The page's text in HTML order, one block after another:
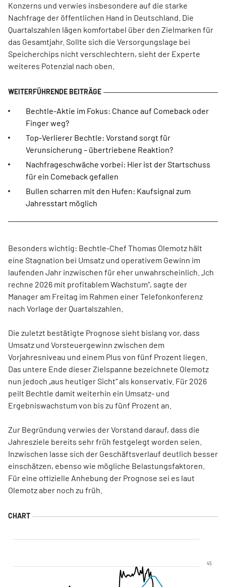
Konzerns und verwies insbesondere auf die starke
Nachfrage der öffentlichen Hand in Deutschland. Die
Quartalszahlen lägen komfortabel über den Zielmarken für
das Gesamtjahr. Sollte sich die Versorgungslage bei
Speicherchips nicht verschlechtern, sieht der Experte
weiteres Potenzial nach oben.
Bechtle-Aktie im Fokus: Chance auf Comeback oder
Finger weg?
Top-Verlierer Bechtle: Vorstand sorgt für
Verunsicherung – übertriebene Reaktion?
Nachfrageschwäche vorbei: Hier ist der Startschuss
für ein Comeback gefallen
Bullen scharren mit den Hufen: Kaufsignal zum
Jahresstart möglich
Besonders wichtig: Bechtle-Chef Thomas Olemotz hält
eine Stagnation bei Umsatz und operativem Gewinn im
laufenden Jahr inzwischen für eher unwahrscheinlich. „Ich
rechne 2026 mit profitablem Wachstum“, sagte der
Manager am Freitag im Rahmen einer Telefonkonferenz
nach Vorlage der Quartalszahlen.
Die zuletzt bestätigte Prognose sieht bislang vor, dass
Umsatz und Vorsteuergewinn zwischen dem
Vorjahresniveau und einem Plus von fünf Prozent liegen.
Das untere Ende dieser Zielspanne bezeichnete Olemotz
nun jedoch „aus heutiger Sicht“ als konservativ. Für 2026
peilt Bechtle damit weiterhin ein Umsatz- und
Ergebniswachstum von bis zu fünf Prozent an.
Zur Begründung verwies der Vorstand darauf, dass die
Jahresziele bereits sehr früh festgelegt worden seien.
Inzwischen lasse sich der Geschäftsverlauf deutlich besser
einschätzen, ebenso wie mögliche Belastungsfaktoren.
Für eine offizielle Anhebung der Prognose sei es laut
Olemotz aber noch zu früh.
45